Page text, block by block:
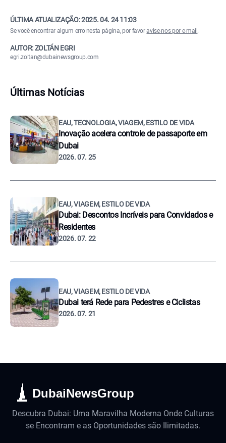
ÚLTIMA ATUALIZAÇÃO:2025. 04. 24 11:03
Se você encontrar algum erro nesta página, por favoravise-nos por e-mail .
AUTOR: ZOLTÁN EGRI
egri.zoltan@dubainewsgroup.com
Últimas Notícias
EAU, TECNOLOGIA, VIAGEM, ESTILO DE VIDA
Inovação acelera controle de passaporte em
Dubai
2026. 07. 25
EAU, VIAGEM, ESTILO DE VIDA
Dubai: Descontos Incríveis para Convidados e
Residentes
2026. 07. 22
EAU, VIAGEM, ESTILO DE VIDA
Dubai terá Rede para Pedestres e Ciclistas
2026. 07. 21
DubaiNewsGroup
Descubra Dubai: Uma Maravilha Moderna Onde Culturas
se Encontram e as Oportunidades são Ilimitadas.